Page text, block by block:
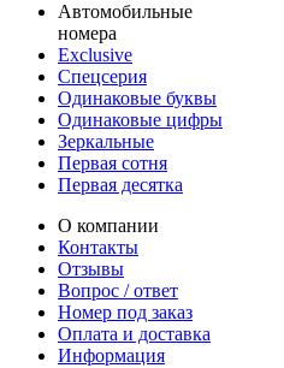
Автомобильные
номера
Exclusive
Спецсерия
Одинаковые буквы
Одинаковые цифры
Зеркальные
Первая сотня
Первая десятка
О компании
Контакты
Отзывы
Вопрос / ответ
Номер под заказ
Оплата и доставка
Информация